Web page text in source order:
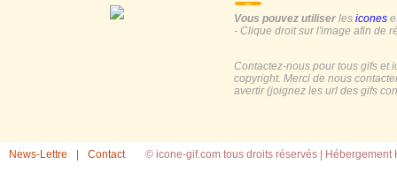
Vous pouvez utiliser les icones
- Clique droit sur l'image afin de
Contactez-nous pour tous gifs et
copyright. Merci de nous
avertir (joignez les url des gifs
News-Lettre Contact © icone-gif.com tous droits réservés | Hébergement